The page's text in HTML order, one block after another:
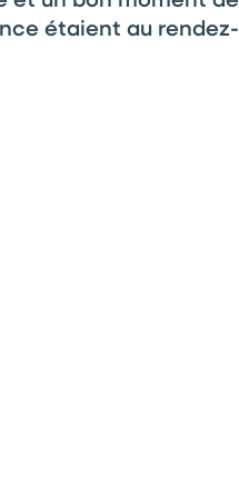
étaient au rendez-